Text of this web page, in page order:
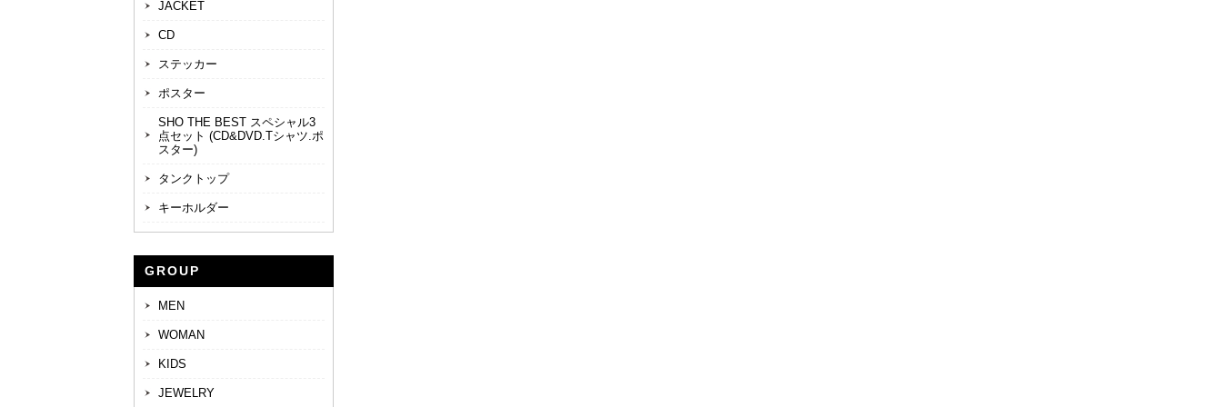
JACKET
CD
ステッカー
ポスター
SHO THE BEST スペシャル3
点セット (CD&DVD.Tシャツ.ポ
スター)
タンクトップ
キーホルダー
GROUP
MEN
WOMAN
KIDS
JEWELRY